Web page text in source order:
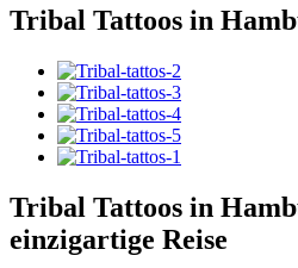
Tribal Tattoos in
Tribal Tattoos in
einzigartige Reise